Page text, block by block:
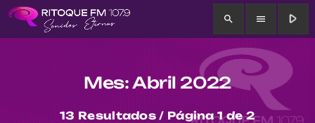
search menu play_arrow
Mes: Abril 2022
13 Resultados / Página 1 de 2